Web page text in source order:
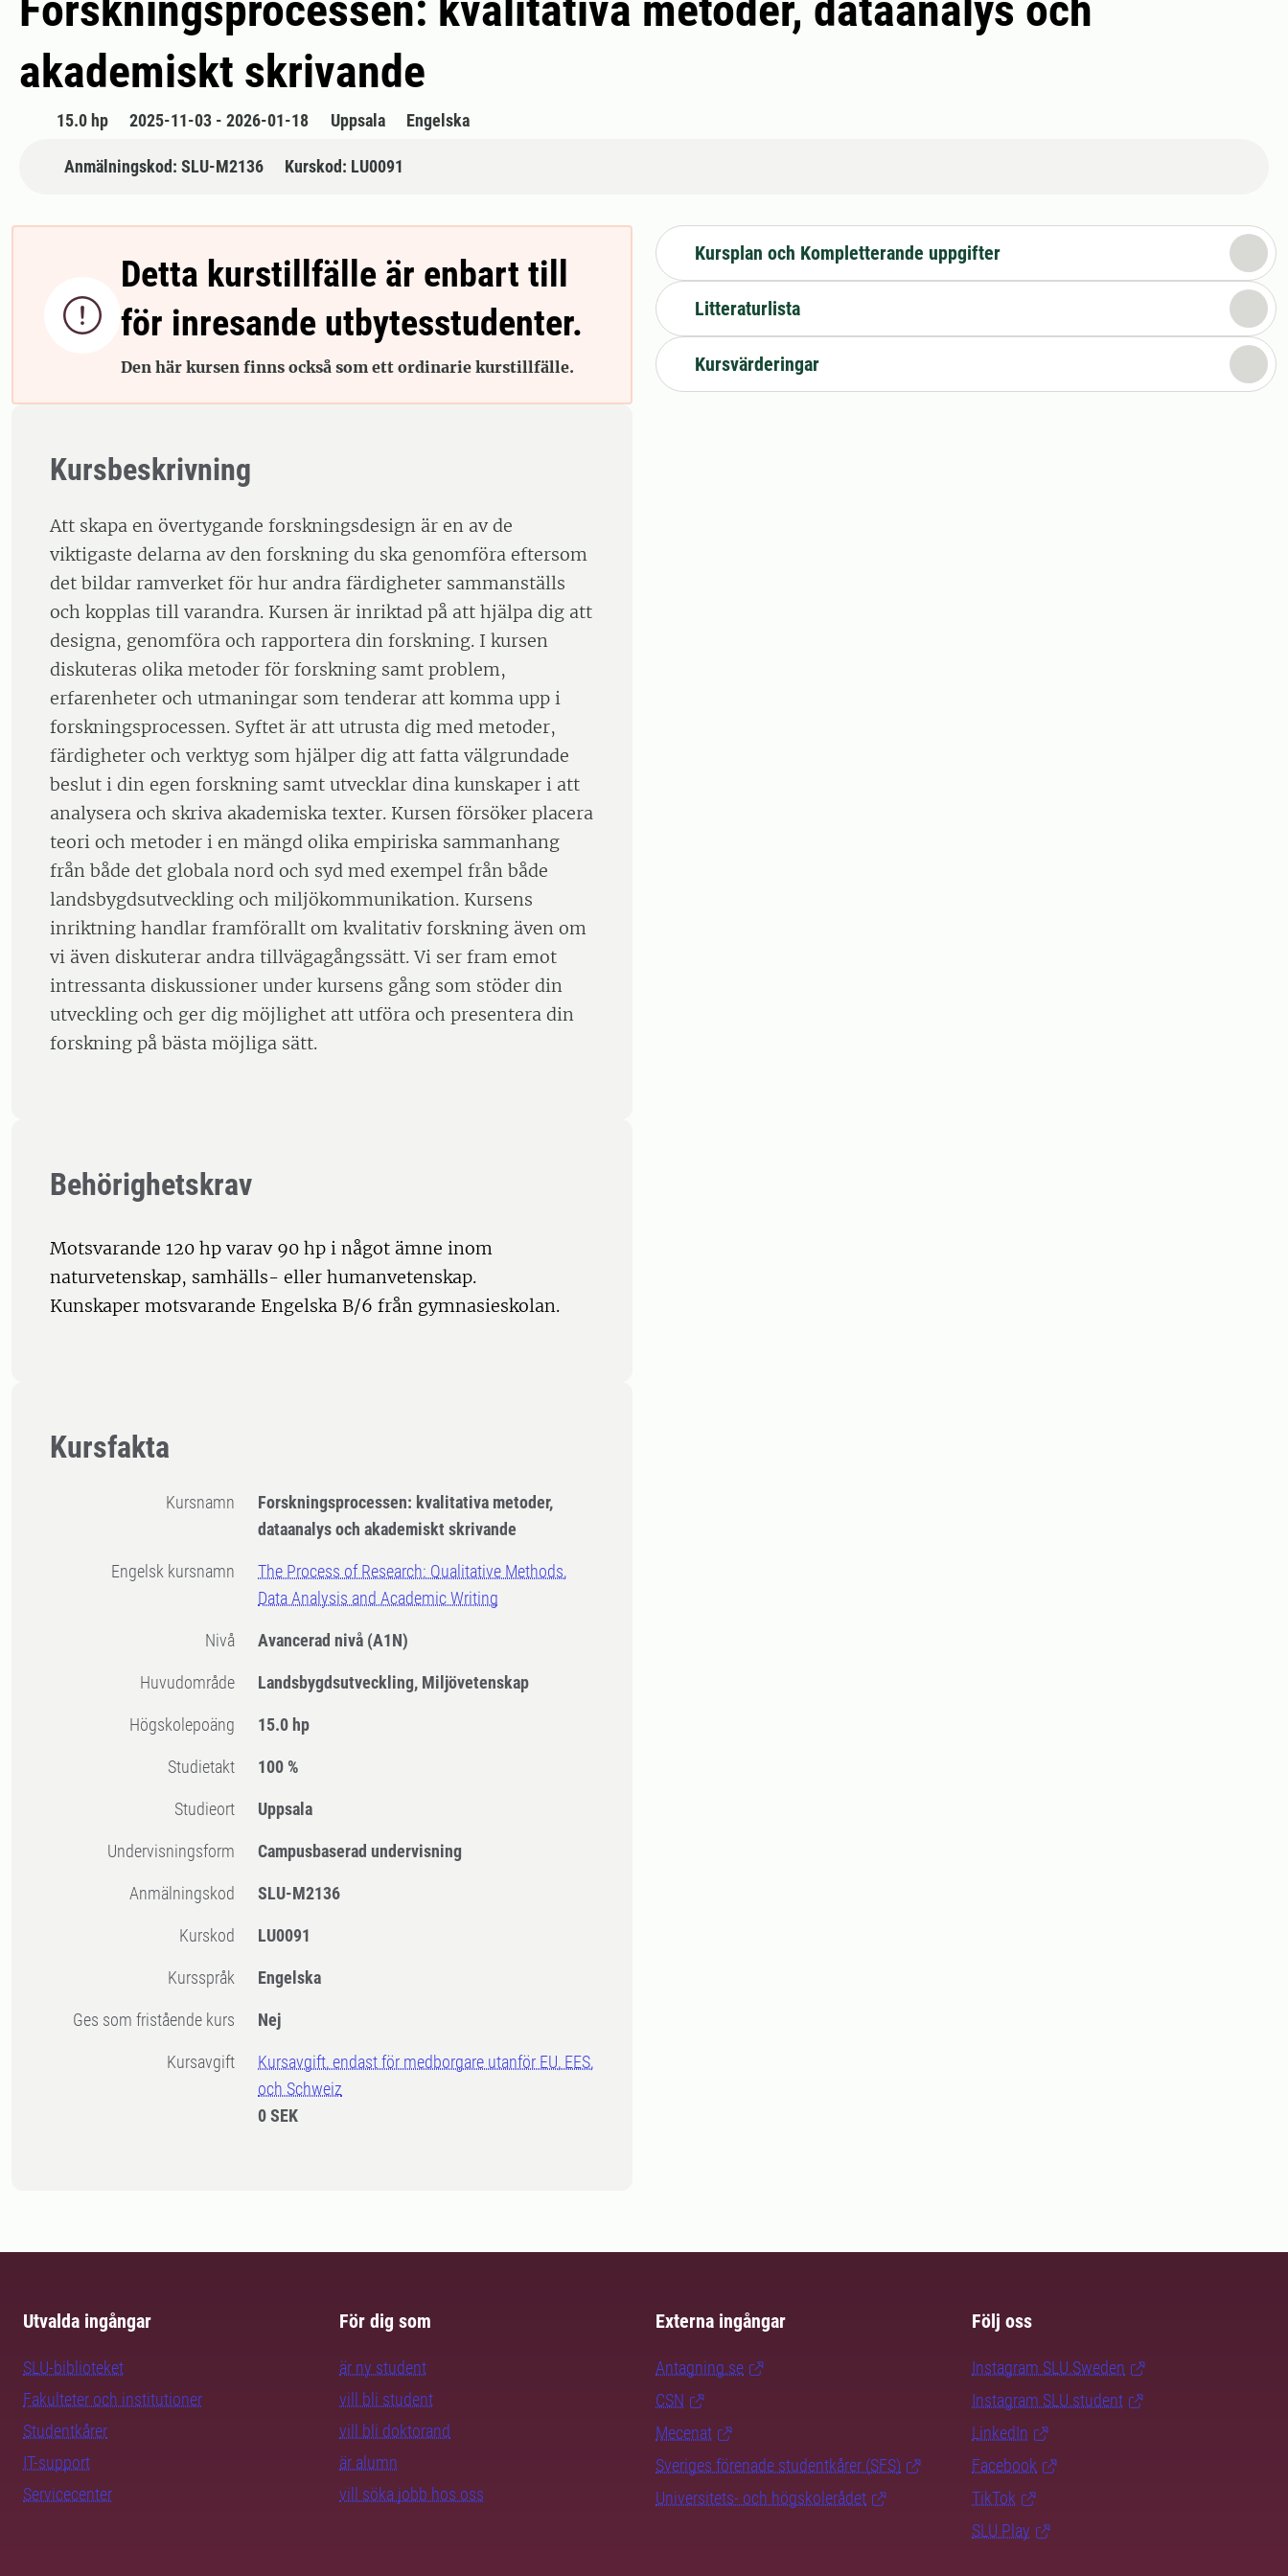
akademiskt skrivande
15.0 hp 2025-11-03 - 2026-01-18 Uppsala Engelska
Anmälningskod: SLU-M2136 Kurskod: LU0091

Detta kurstillfälle är enbart till
för inresande utbytesstudenter.
Den här kursen finns också som ett ordinarie kurstillfälle.
Kursbeskrivning
Att skapa en övertygande forskningsdesign är en av de
viktigaste delarna av den forskning du ska genomföra eftersom
det bildar ramverket för hur andra färdigheter sammanställs
och kopplas till varandra. Kursen är inriktad på att hjälpa dig att
designa, genomföra och rapportera din forskning. I kursen
diskuteras olika metoder för forskning samt problem,
erfarenheter och utmaningar som tenderar att komma upp i
forskningsprocessen. Syftet är att utrusta dig med metoder,
färdigheter och verktyg som hjälper dig att fatta välgrundade
beslut i din egen forskning samt utvecklar dina kunskaper i att
analysera och skriva akademiska texter. Kursen försöker placera
teori och metoder i en mängd olika empiriska sammanhang
från både det globala nord och syd med exempel från både
landsbygdsutveckling och miljökommunikation. Kursens
inriktning handlar framförallt om kvalitativ forskning även om
vi även diskuterar andra tillvägagångssätt. Vi ser fram emot
intressanta diskussioner under kursens gång som stöder din
utveckling och ger dig möjlighet att utföra och presentera din
forskning på bästa möjliga sätt.
Behörighetskrav
Motsvarande 120 hp varav 90 hp i något ämne inom
naturvetenskap, samhälls- eller humanvetenskap.
Kunskaper motsvarande Engelska B/6 från gymnasieskolan.
Kursfakta
Kursnamn
Forskningsprocessen: kvalitativa metoder,
dataanalys och akademiskt skrivande
Engelsk kursnamn
The Process of Research: Qualitative Methods,
Data Analysis and Academic Writing
Nivå Avancerad nivå (A1N)
Huvudområde Landsbygdsutveckling, Miljövetenskap
högskolepoäng 15.0 hp
Studietakt 100 %
Studieort Uppsala
Undervisningsform Campusbaserad undervisning
Anmälningskod SLU-M2136
Kurskod LU0091
Kursspråk Engelska
Ges som fristående kurs Nej
Kursavgift
Kursavgift, endast för medborgare utanför EU, EES,
och Schweiz
0 SEK
Kursplan och Kompletterande uppgifter
Litteraturlista
Kursvärderingar
Utvalda ingångar
SLU-biblioteket
Fakulteter och institutioner
Studentkårer
IT-support
Servicecenter
För dig som
är ny student
vill bli student
vill bli doktorand
är alumn
vill söka jobb hos oss
Externa ingångar
Antagning.se
CSN
Mecenat
Sveriges förenade studentkårer (SFS)
Universitets- och högskolerådet
Följ oss
Instagram SLU.Sweden
Instagram SLU.student
LinkedIn
Facebook
TikTok
SLU Play